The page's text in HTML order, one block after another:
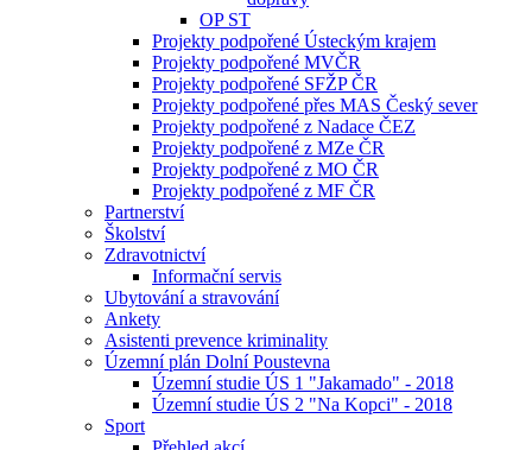
OP ST
Projekty podpořené Ústeckým krajem
Projekty podpořené MVČR
Projekty podpořené SFŽP ČR
Projekty podpořené přes MAS Český sever
Projekty podpořené z Nadace ČEZ
Projekty podpořené z MZe ČR
Projekty podpořené z MO ČR
Projekty podpořené z MF ČR
Partnerství
Školství
Zdravotnictví
Informační servis
Ubytování a stravování
Ankety
Asistenti prevence kriminality
Územní plán Dolní Poustevna
Územní studie ÚS 1 "Jakamado" - 2018
Územní studie ÚS 2 "Na Kopci" - 2018
Sport